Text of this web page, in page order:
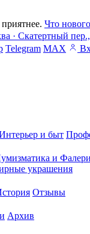
Что нового
· Скатертный
Telegram MAX
и быт
и
украшения
Отзывы
Архив